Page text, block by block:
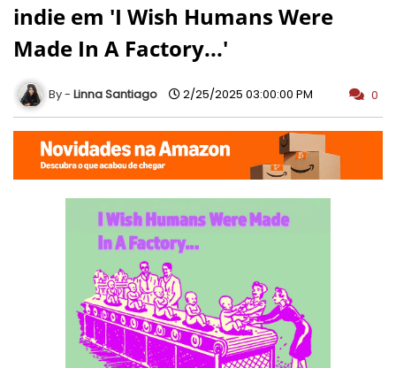
indie em 'I Wish Humans Were
Made In A Factory...'
Linna Santiago 2/25/2025 03:00:00 PM 0